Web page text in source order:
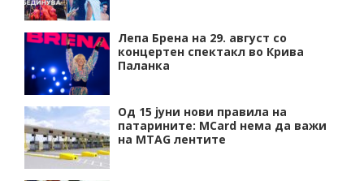
Лепа Брена на 29. август со
концертен спектакл во Крива
Паланка
Од 15 јуни нови правила на
патарините: MCard нема да важи
на MTAG лентите